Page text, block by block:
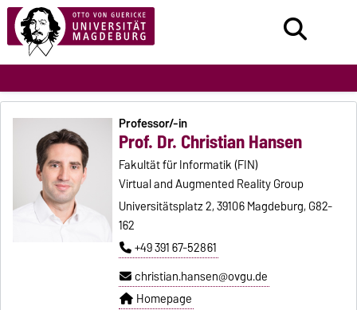
Professor/-in
Prof. Dr. Christian Hansen
Fakultät für Informatik (FIN)
Virtual and Augmented Reality Group
Universitätsplatz 2, 39106 Magdeburg, G82-
162
+49 391 67-52861
christian.hansen@ovgu.de
Homepage